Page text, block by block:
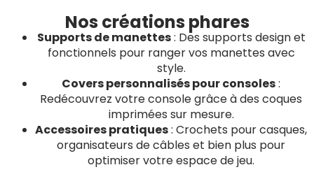
Nos créations phares
Supports de manettes: Des supports design et
fonctionnels pour ranger vos manettes avec
style.
Covers personnalisés pour consoles:
Redécouvrez votre console grâce à des coques
imprimées sur mesure.
Accessoires pratiques: Crochets pour casques,
organisateurs de câbles et bien plus pour
optimiser votre espace de jeu.